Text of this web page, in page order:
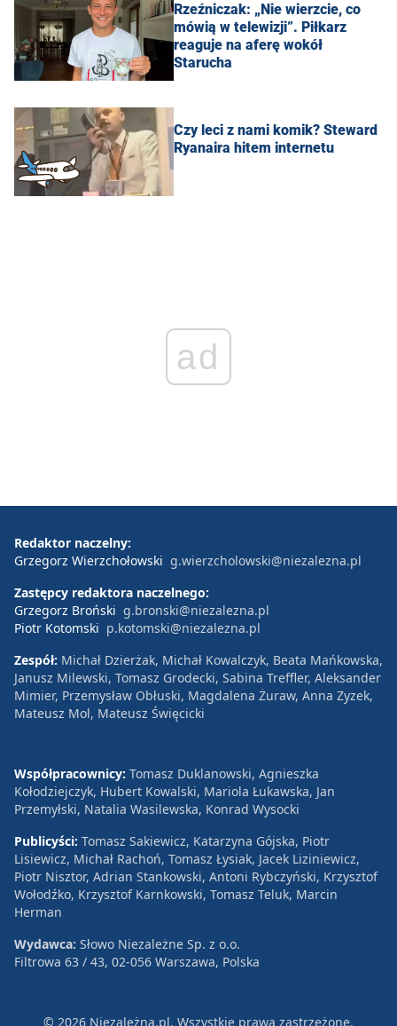
Rzeźniczak: „Nie wierzcie, co
mówią w telewizji”. Piłkarz
reaguje na aferę wokół
Starucha
Czy leci z nami komik? Steward
Ryanaira hitem internetu
ad
Redaktor naczelny:
Grzegorz Wierzchołowski g.wierzcholowski@niezalezna.pl
Zastępcy redaktora naczelnego:
Grzegorz Broński g.bronski@niezalezna.pl
Piotr Kotomski p.kotomski@niezalezna.pl
Zespół: Michał Dzierżak, Michał Kowalczyk, Beata Mańkowska,
Janusz Milewski, Tomasz Grodecki, Sabina Treffler, Aleksander
Mimier, Przemysław Obłuski, Magdalena Żuraw, Anna Zyzek,
Mateusz Mol, Mateusz Święcicki
Współpracownicy: Tomasz Duklanowski, Agnieszka
Kołodziejczyk, Hubert Kowalski, Mariola Łukawska, Jan
Przemyłski, Natalia Wasilewska, Konrad Wysocki
Publicyści: Tomasz Sakiewicz, Katarzyna Gójska, Piotr
Lisiewicz, Michał Rachoń, Tomasz Łysiak, Jacek Liziniewicz,
Piotr Nisztor, Adrian Stankowski, Antoni Rybczyński, Krzysztof
Wołodźko, Krzysztof Karnkowski, Tomasz Teluk, Marcin
Herman
Wydawca: Słowo Niezależne Sp. z o.o.
Filtrowa 63 / 43, 02-056 Warszawa, Polska
© 2026 Niezależna.pl. Wszystkie prawa zastrzeżone.